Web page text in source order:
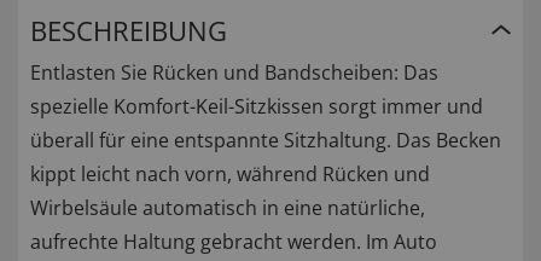
BESCHREIBUNG
Entlasten Sie Rücken und Bandscheiben: Das
spezielle Komfort-Keil-Sitzkissen sorgt immer und
überall für eine entspannte Sitzhaltung. Das Becken
kippt leicht nach vorn, während Rücken und
Wirbelsäule automatisch in eine natürliche,
aufrechte Haltung gebracht werden. Im Auto